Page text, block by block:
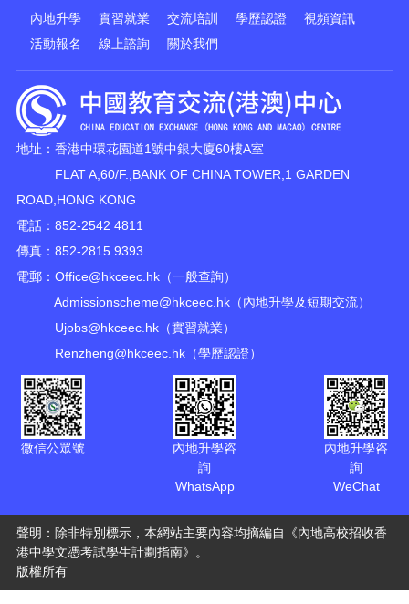
內地升學 實習就業 交流培訓 學歷認證
視頻資訊
活動報名
線上諮詢 關於我們
地址：香港中環花園道1號中銀大廈60樓A室
FLAT A,60/F.,BANK OF CHINA TOWER,1 GARDEN
ROAD,HONG KONG
電話：852-2542 4811
傳真：852-2815 9393
電郵： Office@hkceec.hk（一般查詢）
Admissionscheme@hkceec.hk（內地升學及短期交流）
Ujobs@hkceec.hk（實習就業）
Renzheng@hkceec.hk（學歷認證）
微信公眾號
內地升學咨
詢
WhatsApp
內地升學咨
詢
WeChat
聲明：除非特別標示，本網站主要內容均摘編自《內地高校招收香
港中學文憑考試學生計劃指南》。
版權所有